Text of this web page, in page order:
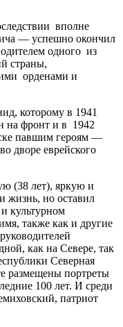
вполне
— успешно окончил
одного из
страны,
орденами и
которому в 1941
на фронт и в 1942
павшим героям —
дворе еврейского
(38 лет), яркую и
но оставил
культурном
также как и другие
как на Севере, так
Северная
размещены портреты
100 лет. И среди
патриот